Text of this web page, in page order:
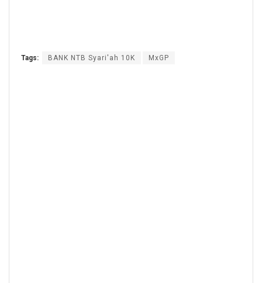
Tags: BANK NTB Syari'ah 10K MxGP